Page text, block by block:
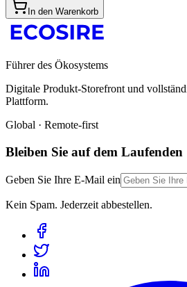
In den Warenkorb
Führer des Ökosystems
Digitale Produkt-Storefront und
Plattform.
Global · Remote-first
Bleiben Sie auf dem Laufenden
Geben Sie Ihre E-Mail ein
Kein Spam. Jederzeit abbestellen.